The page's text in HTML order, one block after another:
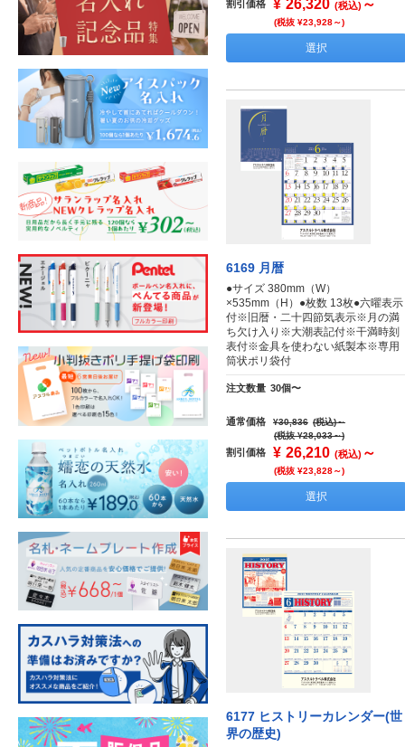
割引価格 ¥ 26,320 (税込) ～
(税抜 ¥23,928～)
選択
6169 月暦
●サイズ 380mm（W）
×535mm（H）●枚数 13枚●六曜表示
付※旧暦・二十四節気表示※月の満
ち欠け入り※大潮表記付※干満時刻
表付※金具を使わない紙製本※専用
筒状ポリ袋付
注文数量 30個〜
通常価格 ¥30,836 (税込)～
(税抜 ¥28,033～)
割引価格 ¥ 26,210 (税込) ～
(税抜 ¥23,828～)
選択
6177 ヒストリーカレンダー(世
界の歴史)